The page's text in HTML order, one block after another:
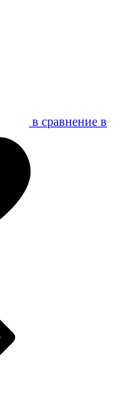
в сравнение в